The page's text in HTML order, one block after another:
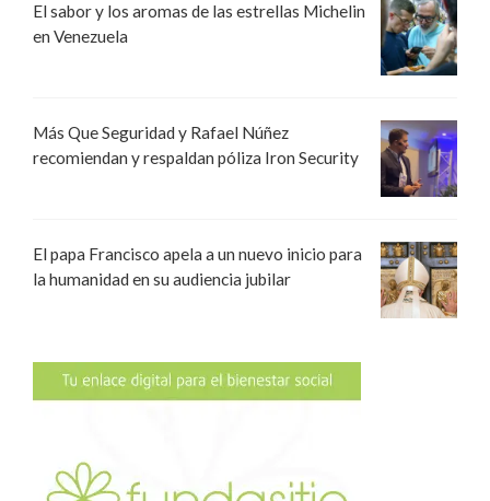
El sabor y los aromas de las estrellas Michelin
en Venezuela
Más Que Seguridad y Rafael Núñez
recomiendan y respaldan póliza Iron Security
El papa Francisco apela a un nuevo inicio para
la humanidad en su audiencia jubilar